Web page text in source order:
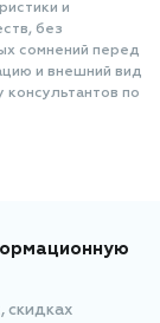
и
без
сомнений перед
и внешний вид
консультантов по
скидках